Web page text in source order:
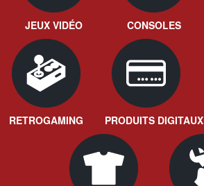
JEUX VIDÉO CONSOLES
RETROGAMING PRODUITS DIGITAUX